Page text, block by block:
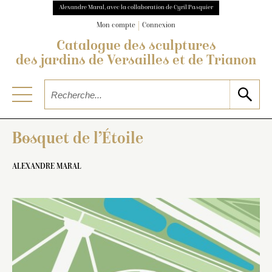
Alexandre Maral, avec la collaboration de Cyril Pasquier
Mon compte Connexion
Catalogue des sculptures
des jardins de Versailles et de Trianon
Bosquet de l’Étoile
ALEXANDRE MARAL